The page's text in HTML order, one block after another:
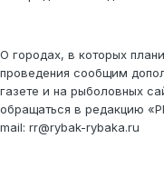
О городах, в которых
проведения сообщим
газете и на рыболовных
обращаться в редакцию
mail: rr@rybak-rybaka.ru